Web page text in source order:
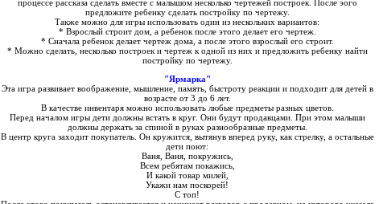
процессе рассказа сделать вместе с малышом несколько чертежей построек. После эого
предложите ребенку сделать постройку по чертежу.
Также можно для игры использовать один из нескольких вариантов:
* Взрослый строит дом, а ребенок после этого делает его чертеж.
* Сначала ребенок делает чертеж дома, а после этого взрослый его строит.
* Можно сделать, несколько построек и чертеж к одной из них и предложить ребенку найти
постройку по чертежу.
"Ярмарка"
Эта игра развивает воображение, мышление, память, быстроту реакции и подходит для детей в
возрасте от 3 до 6 лет.
В качестве инвентаря можно использовать любые предметы разных цветов.
Перед началом игры дети должны встать в круг. Они будут продавцами. При этом малыши
должны держать за спиной в руках разнообразные предметы.
В центр круга заходит покупатель. Он кружится, вытянув вперед руку, как стрелку, а остальные
дети поют:
Ваня, Ваня, покружись,
Всем ребятам покажись,
И какой товар милей,
Укажи нам поскорей!
С топ!